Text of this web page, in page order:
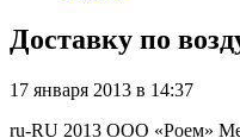
Доставку по
17 января 2013 в 14:37
ru-RU 2013 ООО «Роем»